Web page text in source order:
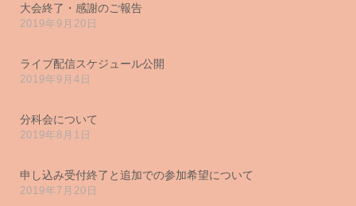
大会終了・感謝のご報告
2019年9月20日
ライブ配信スケジュール公開
2019年9月4日
分科会について
2019年8月1日
申し込み受付終了と追加での参加希望について
2019年7月20日